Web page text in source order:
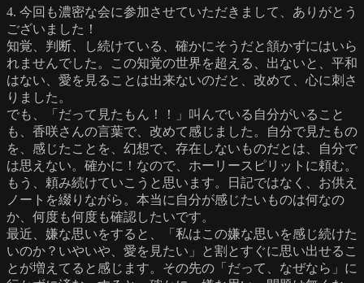
4. 今回も濃密な会に参加させていただきまして、ありがとう
ございました！
知覚、判断、し続けている、確かにそうだと頷かずにはいら
れませんでした。この知覚の世界を超える、出ないと、平和
はない、愛を見ることは出来ないのだと、改めて、心に刺さ
りました。
でも、「だって見たもん！！」叫んでいる自分がいること
も、香咲さんの言葉で、改めて感じました。自分で見たもの
を、感じたことを、幻想で、存在しないものだとは、自分で
は思えない。確かに！なので、ホーリースピリットに頼む。
もう、頼み続けていこうと思います。日記ではなく、お供え
ノートを綴りながら。本当に自分が感じたいものは何なの
か、何度も何度も確認したいです。
最近、嫌な思いをすると、「私はこの嫌な思いを感じ続けた
いのか？いやいや、愛を見たい」と割とすぐに思い出せるこ
とが増えてると感じます。その先の「だって、なぜなら」に